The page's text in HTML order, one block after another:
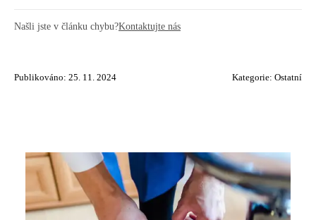
Našli jste v článku chybu?Kontaktujte nás
Publikováno: 25. 11. 2024 Kategorie: Ostatní